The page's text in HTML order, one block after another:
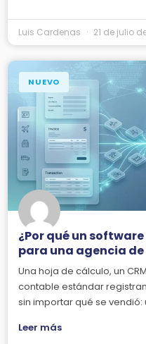
Luis Cardenas 21 de julio
NUEVO
¿Por qué un
para una agencia de
Una hoja de cálculo, un
contable estándar
sin importar qué se vendió:
Leer más